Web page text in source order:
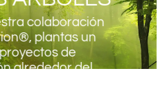
colaboración
, plantas un
de
alrededor del